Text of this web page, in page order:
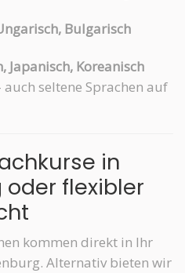
Bulgarisch
Japanisch, Koreanisch
auch seltene Sprachen auf
in
flexibler
kommen direkt in Ihr
Alternativ bieten wir